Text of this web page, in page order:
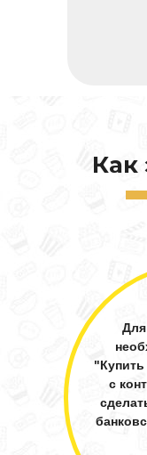
Как
Для
с